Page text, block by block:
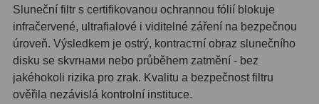
Barlow 5x 8
Převracecí4
Hledáčky28
Sluneční filtr s certifikovanou ochrannou fólií blokuje
infračervené, ultrafialové i viditelné záření na bezpečnou
úroveň. Výsledkem je ostrý, kontrастní obraz slunečního
disku se skvrнами nebo průběhem zatmění - bez
jakéhokoli rizika pro zrak. Kvalitu a bezpečnost filtru
ověřila nezávislá kontrolní instituce.